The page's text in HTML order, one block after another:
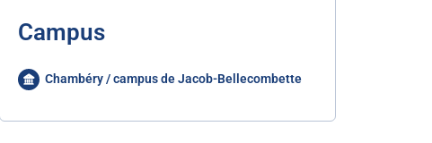
Campus
Chambéry / campus de Jacob-Bellecombette